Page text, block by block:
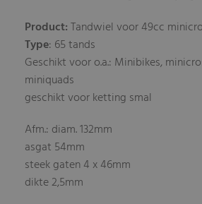
Product:Tandwiel voor 49cc
Type: 65 tands
Geschikt voor o.a.: Minibikes,
miniquads
geschikt voor ketting smal
Afm.: diam. 132mm
asgat 54mm
steek gaten 4 x 46mm
dikte 2,5mm